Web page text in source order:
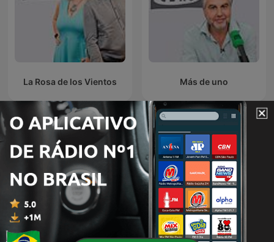
La Rosa de los Vientos Más de uno